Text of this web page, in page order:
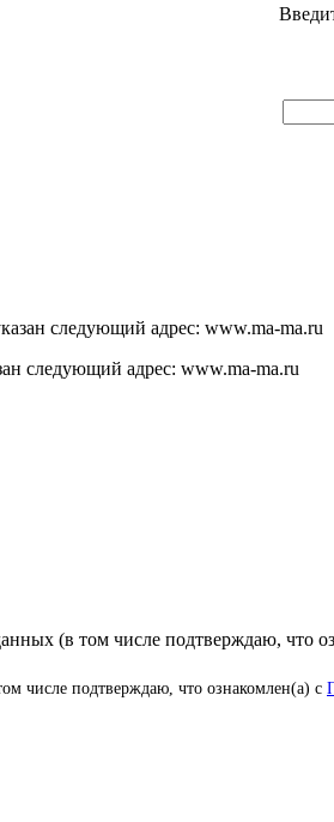
следующий адрес: www.ma-ma.ru
следующий адрес: www.ma-ma.ru
(в том числе подтверждаю,
числе подтверждаю, что ознакомлен(а) с